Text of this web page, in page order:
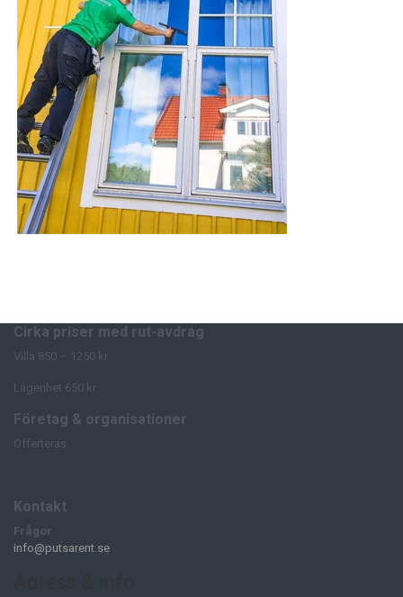
Cirka priser med rut-avdrag
Villa 850 – 1250 kr
Lägenhet 650 kr
Företag & organisationer
Offerteras
Kontakt
Frågor
info@putsarent.se